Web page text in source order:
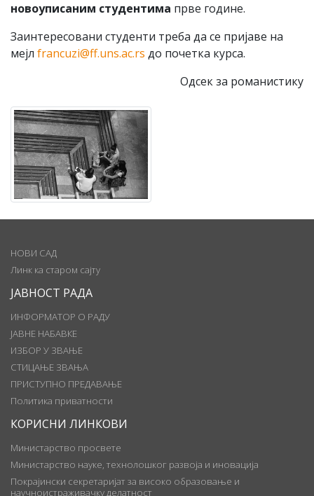
новоуписаним студентима прве године.
Заинтересовани студенти треба да се пријаве на
мејл francuzi@ff.uns.ac.rs до почетка курса.
Одсек за романистику
НОВИ САД
Линк ка старом сајту
ЈАВНОСТ РАДА
ИНФОРМАТОР О РАДУ
ЈАВНЕ НАБАВКЕ
ИЗБОР У ЗВАЊЕ
СТИЦАЊЕ ЗВАЊА
ПРИСТУПНО ПРЕДАВАЊЕ
Политика приватности
КОРИСНИ ЛИНКОВИ
Министарство просвете
Министарство науке, технолошког развоја и иновација
Покрајински секретаријат за високо образовање и
научноистраживачку делатност